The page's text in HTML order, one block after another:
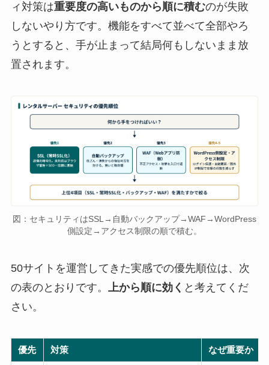
ィ対策は重要度の高いものから順に積むのが失敗
しないやり方です。機能をすべて並べて全部やろ
うとすると、手が止まって結局何もしないまま放
置されます。
図：セキュリティはSSL→自動バックアップ→WAF→WordPress
側設定→アクセス制限の順で積む。
50サイトを運営してきた実感での優先順位は、次
の表のとおりです。
上から順に効く と考えてくだ
さい。
優先 対策 なぜ重要か